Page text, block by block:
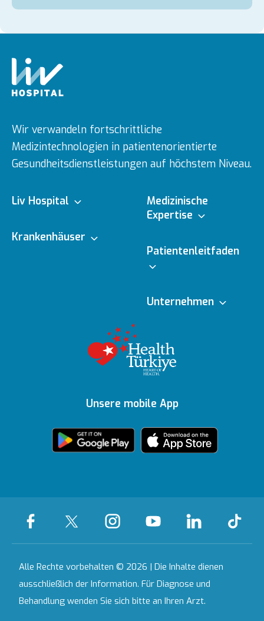
Wir verwandeln fortschrittliche
Medizintechnologien in patientenorientierte
Gesundheitsdienstleistungen auf höchstem Niveau.
Liv Hospital
Über uns
Zertifikate &
Akkreditierungen
Krankenhäuser
Bahçeşehir
Medizinische
Expertise
Medizinische
Ärzte
Gesundheitsratgeber
Medizinische
Technologien
Patientenleitfaden
wichtig
Häusliche
Unternehmen
Richtlinien
Partnerinstitutionen
Unsere mobile App
Alle Rechte vorbehalten © 2026 | Die Inhalte dienen
ausschließlich der Information. Für Diagnose und
Behandlung wenden Sie sich bitte an Ihren Arzt.